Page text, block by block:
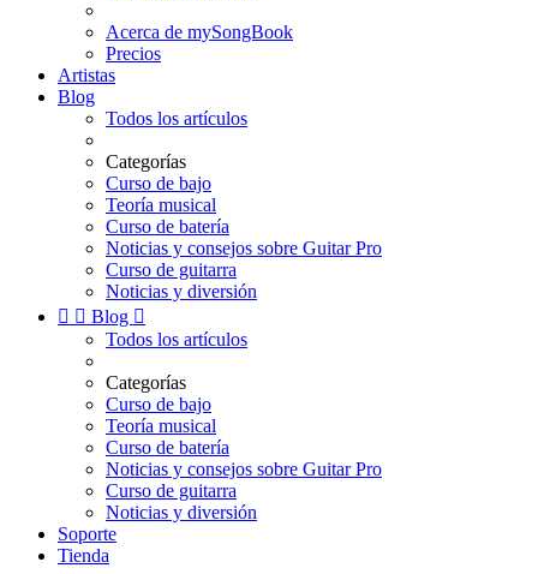
Acerca de mySongBook
Precios
Artistas
Blog
Todos los artículos
Categorías
Curso de bajo
Teoría musical
Curso de batería
Noticias y consejos sobre Guitar Pro
Curso de guitarra
Noticias y diversión
  Blog 
Todos los artículos
Categorías
Curso de bajo
Teoría musical
Curso de batería
Noticias y consejos sobre Guitar Pro
Curso de guitarra
Noticias y diversión
Soporte
Tienda